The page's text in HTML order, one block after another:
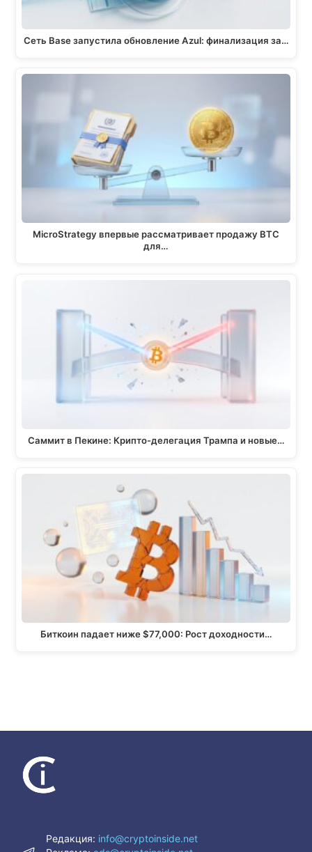
Сеть Base запустила обновление Azul: финализация за…
MicroStrategy впервые рассматривает продажу BTC
для…
Саммит в Пекине: Крипто-делегация Трампа и новые…
Биткоин падает ниже $77,000: Рост доходности…
Редакция: info@cryptoinside.net